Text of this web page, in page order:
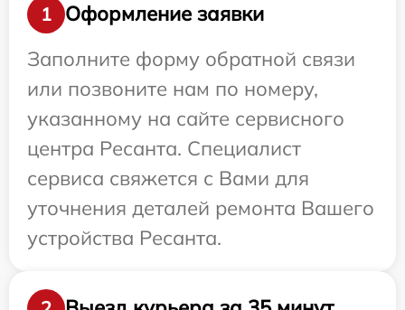
1
Оформление заявки
Заполните форму обратной связи
или позвоните нам по номеру,
указанному на сайте сервисного
центра Ресанта. Специалист
сервиса свяжется с Вами для
уточнения деталей ремонта Вашего
устройства Ресанта.